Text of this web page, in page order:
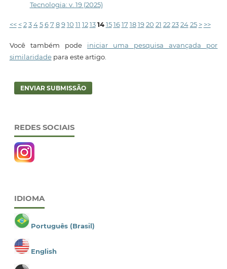
Tecnologia: v. 19 (2025)
<< < 2 3 4 5 6 7 8 9 10 11 12 13 14 15 16 17 18 19 20 21 22 23 24 25 > >>
Você também pode iniciar uma pesquisa avançada por
similaridadepara este artigo.
ENVIAR SUBMISSÃO
REDES SOCIAIS
IDIOMA
Português (Brasil)
English